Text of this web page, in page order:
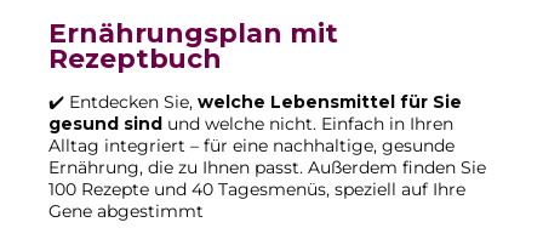
Ernährungsplan mit
Rezeptbuch
✔️ Entdecken Sie, welche Lebensmittel für Sie
gesund sind und welche nicht. Einfach in Ihren
Alltag integriert – für eine nachhaltige, gesunde
Ernährung, die zu Ihnen passt. Außerdem finden Sie
100 Rezepte und 40 Tagesmenüs, speziell auf Ihre
Gene abgestimmt